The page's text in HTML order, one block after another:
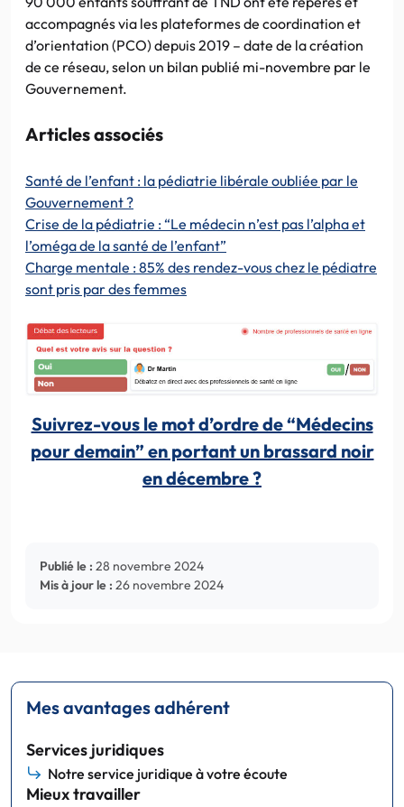
accompagnés via les plateformes de coordination et
d’orientation (PCO) depuis 2019 – date de la création
de ce réseau, selon un bilan publié mi-novembre par le
Gouvernement.
Articles associés
Santé de l’enfant : la pédiatrie libérale oubliée par le
Gouvernement ?
Crise de la pédiatrie : “Le médecin n’est pas l’alpha et
l’oméga de la santé de l’enfant”
Charge mentale : 85% des rendez-vous chez le pédiatre
sont pris par des femmes
Suivrez-vous le mot d’ordre de “Médecins
pour demain” en portant un brassard noir
en décembre ?
Publié le : 28 novembre 2024
Mis à jour le : 26 novembre 2024
Mes avantages adhérent
Services juridiques
Notre service juridique à votre écoute
Mieux travailler